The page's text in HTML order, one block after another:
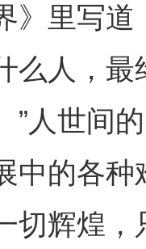
》里写道
么人，
”人世间
中的各
切辉煌